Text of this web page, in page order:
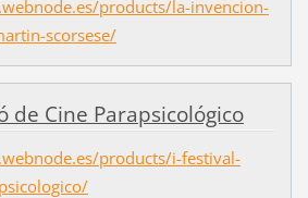
products/la-invencion-
scorsese/
de Cine Parapsicológico
products/i-festival-